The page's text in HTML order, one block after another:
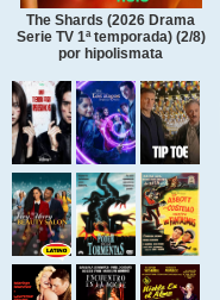
The Shards (2026 Drama
Serie TV 1ª temporada) (2/8)
por hipolismata